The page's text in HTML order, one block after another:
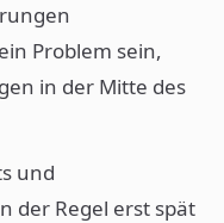
Problem sein,
in der Mitte des
und
der Regel erst spät